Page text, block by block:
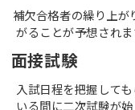
合格者の繰り上がり
がることが予想されま
面接試験
入試日程を把握して
いる間に二次試験が